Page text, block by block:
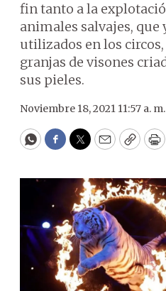
fin tanto a la
animales salvajes, que
utilizados en los
granjas de visones
sus pieles.
Noviembre 18, 2021 11:57 a. m.
WhatsApp
Facebook
Twitter
EmailCopy